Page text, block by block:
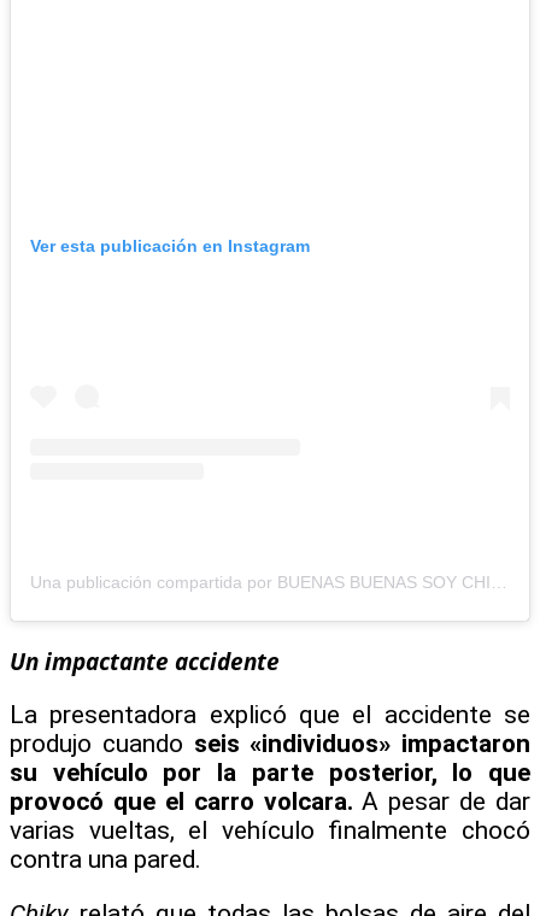
Ver esta publicación en Instagram
Un impactante accidente
La presentadora explicó que el accidente se
produjo cuando seis «individuos» impactaron
su vehículo por la parte posterior, lo que
provocó que el carro volcara. A pesar de dar
varias vueltas, el vehículo finalmente chocó
contra una pared.